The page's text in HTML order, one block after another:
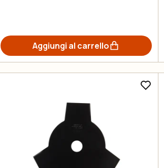
Aggiungi al carrello